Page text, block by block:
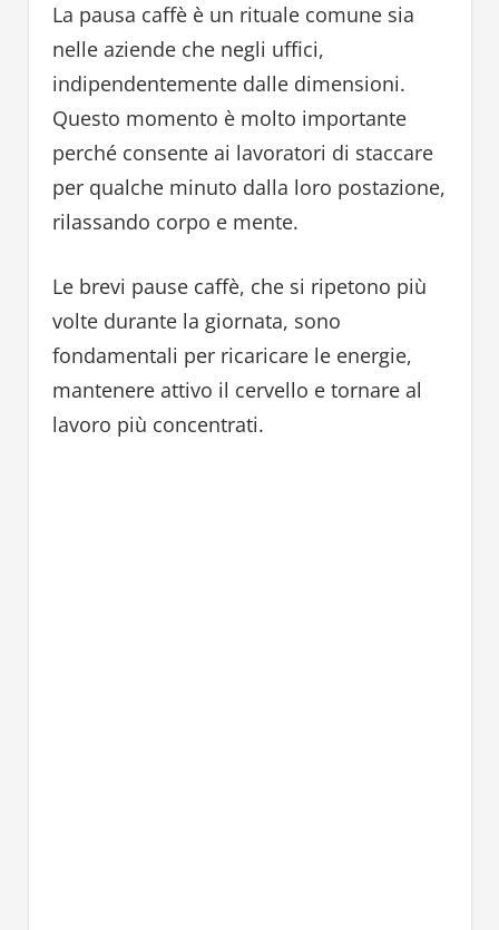
La pausa caffè è un rituale comune sia
nelle aziende che negli uffici,
indipendentemente dalle dimensioni.
Questo momento è molto importante
perché consente ai lavoratori di staccare
per qualche minuto dalla loro postazione,
rilassando corpo e mente.
Le brevi pause caffè, che si ripetono più
volte durante la giornata, sono
fondamentali per ricaricare le energie,
mantenere attivo il cervello e tornare al
lavoro più concentrati.